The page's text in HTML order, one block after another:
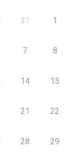
31 1
7 8
14 15
21 22
28 29